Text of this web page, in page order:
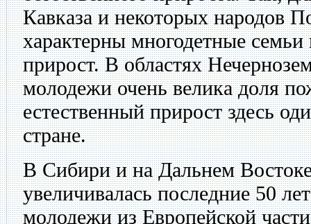
Кавказа и некоторых народов
характерны многодетные
прирост. В областях
молодежи очень велика доля
естественный прирост здесь
стране.
В Сибири и на Дальнем
увеличивалась последние 50
молодежи из Европейской